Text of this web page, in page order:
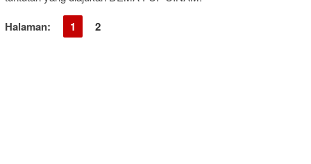
Halaman: 1 2